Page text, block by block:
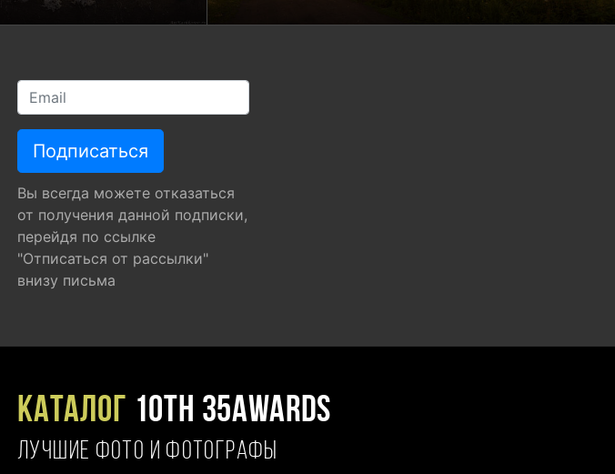
Вы всегда можете отказаться
от получения данной подписки,
перейдя по ссылке
"Отписаться от рассылки"
внизу письма
Каталог 10TH 35AWARDS
ЛУЧШИЕ ФОТО И ФОТОГРАФЫ